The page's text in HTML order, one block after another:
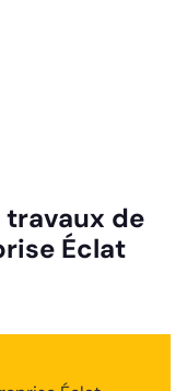
de
Éclat